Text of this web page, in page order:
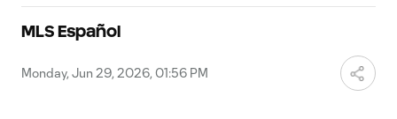
MLS Español
Monday, Jun 29, 2026, 01:56 PM